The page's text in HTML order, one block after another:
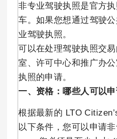
非专业驾驶执照是官方
车。如果您想通过驾驶
业驾驶执照。
可以在处理驾驶执照交
室、许可中心和推广办
执照的申请。
一、资格：哪些人可以
根据最新的 LTO
以下条件，您可以申请